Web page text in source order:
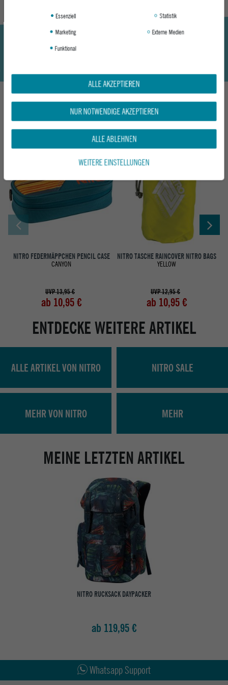
DAS KÖNNTE DIR AUCH GEFALLEN
NITRO FEDERMÄPPCHEN PENCIL CASE
CANYON
UVP 13,95 €
ab 10,95 €
NITRO TASCHE RAINCOVER NITRO BAGS
YELLOW
UVP 12,95 €
ab 10,95 €
ENTDECKE WEITERE ARTIKEL
ALLE ARTIKEL VON NITRO NITRO SALE
MEHR VON NITRO MEHR
MEINE LETZTEN ARTIKEL
NITRO RUCKSACK DAYPACKER
ab 119,95 €
Whatsapp Support
Essenziell
Statistik
Marketing
Externe Medien
Funktional
ALLE AKZEPTIEREN
NUR NOTWENDIGE AKZEPTIEREN
ALLE ABLEHNEN
WEITERE EINSTELLUNGEN